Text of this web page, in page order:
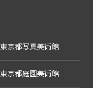
東京都写真美術館
東京都庭園美術館